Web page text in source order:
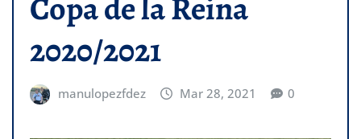
2020/2021
manulopezfdez Mar 28, 2021 0